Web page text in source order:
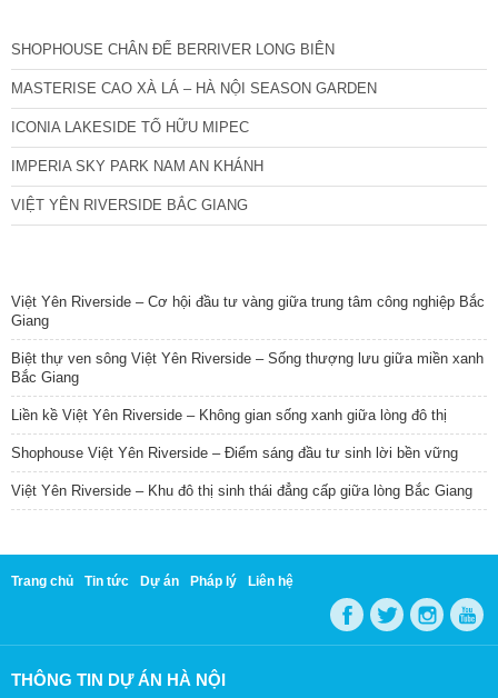
SHOPHOUSE CHÂN ĐẾ BERRIVER LONG BIÊN
MASTERISE CAO XÀ LÁ – HÀ NỘI SEASON GARDEN
ICONIA LAKESIDE TỐ HỮU MIPEC
IMPERIA SKY PARK NAM AN KHÁNH
VIỆT YÊN RIVERSIDE BẮC GIANG
Việt Yên Riverside – Cơ hội đầu tư vàng giữa trung tâm công nghiệp Bắc
Giang
Biệt thự ven sông Việt Yên Riverside – Sống thượng lưu giữa miền xanh
Bắc Giang
Liền kề Việt Yên Riverside – Không gian sống xanh giữa lòng đô thị
Shophouse Việt Yên Riverside – Điểm sáng đầu tư sinh lời bền vững
Việt Yên Riverside – Khu đô thị sinh thái đẳng cấp giữa lòng Bắc Giang
Trang chủ Tin tức Dự án Pháp lý Liên hệ
THÔNG TIN DỰ ÁN HÀ NỘI